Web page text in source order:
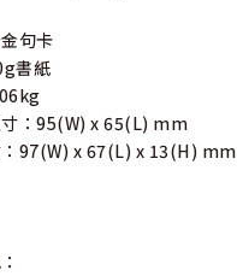
句卡
書紙
：95(W) x 65(L) mm
：97(W) x 67(L) x 13(H) mm